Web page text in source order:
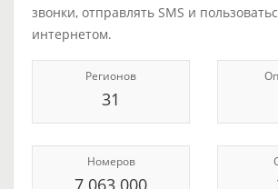
звонки, отправлять SMS и
интернетом.
Регионов
31
Номеров
7 063 000